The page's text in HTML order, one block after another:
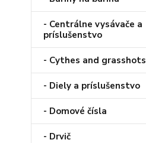
- Centrálne vysávače a
príslušenstvo
- Cythes and grasshots
- Diely a príslušenstvo
- Domové čísla
- Drvič